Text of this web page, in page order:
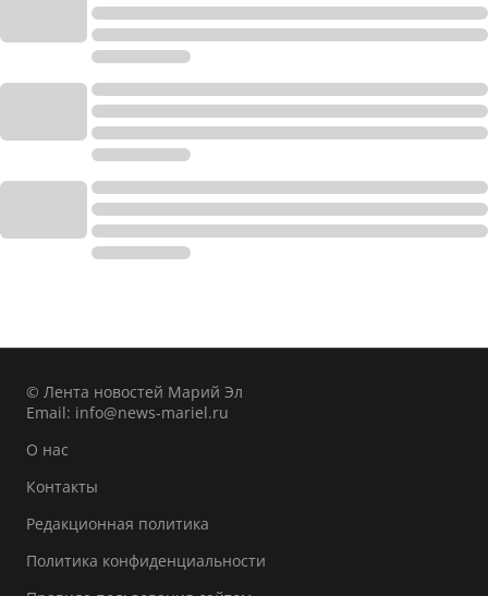
© Лента новостей Марий Эл
Email: info@news-mariel.ru
О нас
Контакты
Редакционная политика
Политика конфиденциальности